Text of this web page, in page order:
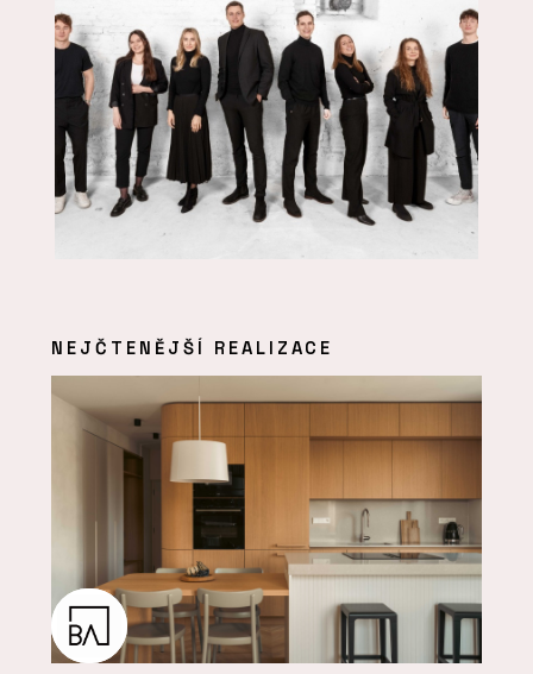
NEJČTENĚJŠÍ REALIZACE